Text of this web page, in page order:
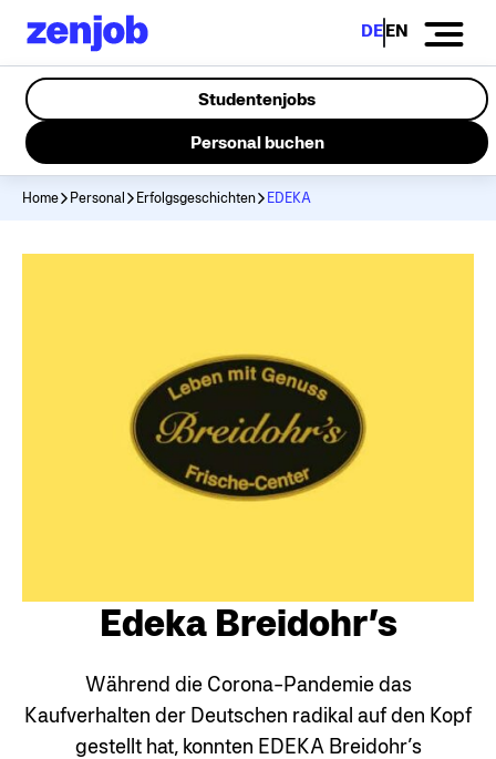
DEEN
Studentenjobs
Personal buchen
Home Personal Erfolgsgeschichten EDEKA
Edeka Breidohr’s
Während die Corona-Pandemie das
Kaufverhalten der Deutschen radikal auf den Kopf
gestellt hat, konnten EDEKA Breidohr’s